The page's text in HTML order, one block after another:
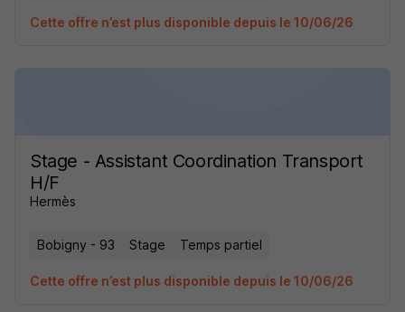
Cette offre n’est plus disponible depuis le 10/06/26
Stage - Assistant Coordination Transport
H/F
Hermès
Bobigny - 93 Stage Temps partiel
Cette offre n’est plus disponible depuis le 10/06/26